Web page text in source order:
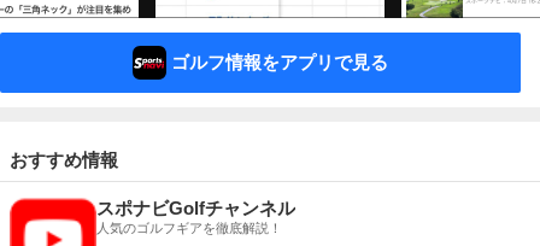
ゴルフ情報をアプリで見る
おすすめ情報
スポナビGolfチャンネル
人気のゴルフギアを徹底解説！